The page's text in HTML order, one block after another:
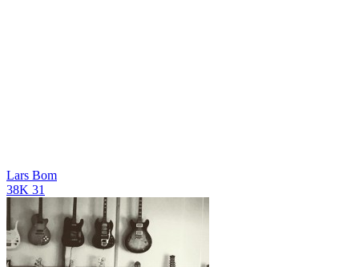
Lars Bom
38K 31